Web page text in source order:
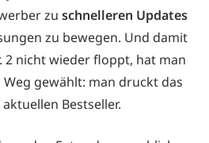
zu schnelleren Updates
zu bewegen. Und damit
2 nicht wieder floppt, hat man
gewählt: man druckt das
Bestseller.